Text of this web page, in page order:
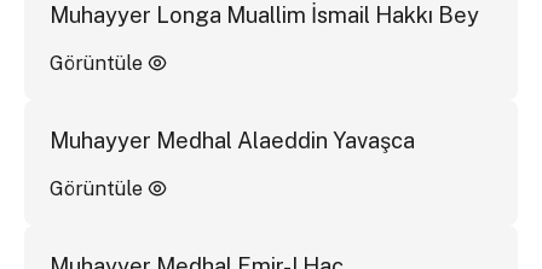
Muhayyer Longa Muallim İsmail Hakkı Bey
Görüntüle
Muhayyer Medhal Alaeddin Yavaşca
Görüntüle